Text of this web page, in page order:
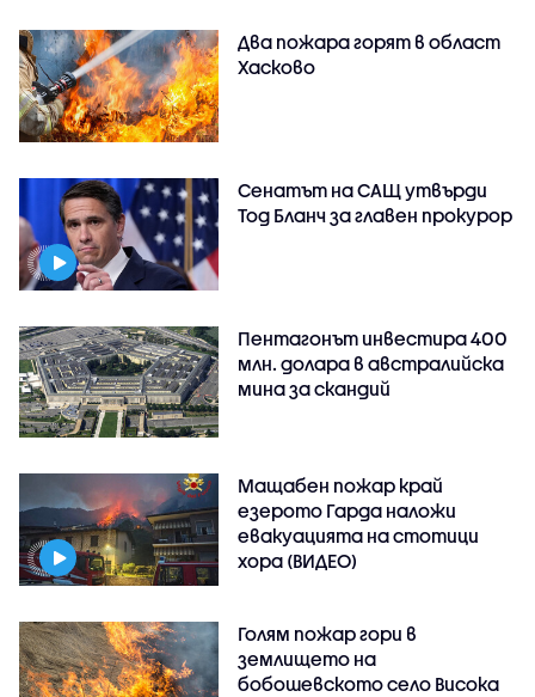
Два пожара горят в област
Хасково
Сенатът на САЩ утвърди
Тод Бланч за главен прокурор
Пентагонът инвестира 400
млн. долара в австралийска
мина за скандий
Мащабен пожар край
езерото Гарда наложи
евакуацията на стотици
хора (ВИДЕО)
Голям пожар гори в
землището на
бобошевското село Висока